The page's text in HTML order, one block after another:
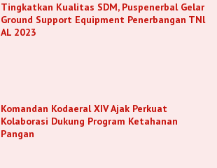
Tingkatkan Kualitas SDM, Puspenerbal Gelar
Ground Support Equipment Penerbangan TNl
AL 2023
Komandan Kodaeral XIV Ajak Perkuat
Kolaborasi Dukung Program Ketahanan
Pangan